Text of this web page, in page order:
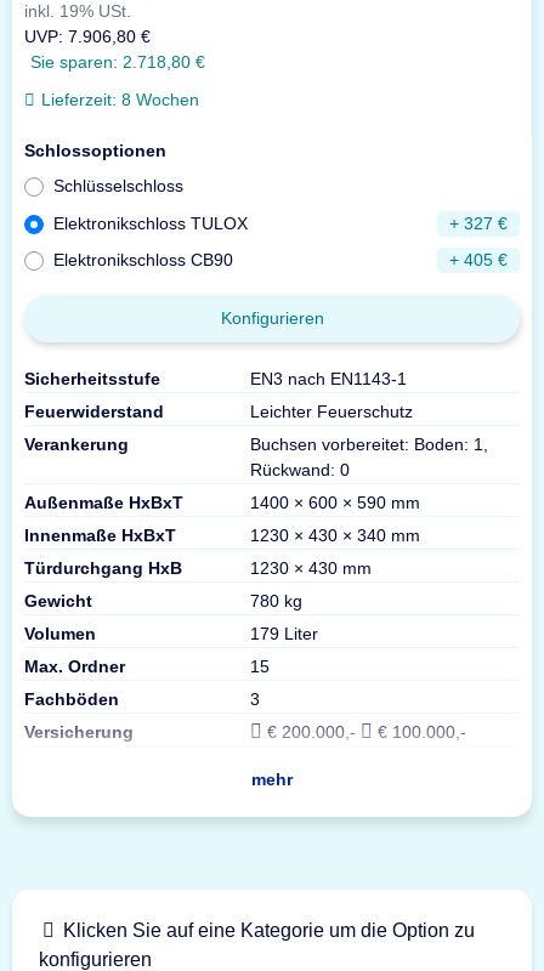
inkl. 19% USt.
UVP: 7.906,80 €
Sie sparen: 2.718,80 €
Lieferzeit: 8 Wochen
Schlossoptionen
Schlüsselschloss
Elektronikschloss TULOX
+ 327 €
Elektronikschloss CB90
+ 405 €
Konfigurieren
Sicherheitsstufe
EN3 nach EN1143-1
Feuerwiderstand
Leichter Feuerschutz
Verankerung
Buchsen vorbereitet: Boden: 1,
Rückwand: 0
Außenmaße HxBxT
1400 × 600 × 590 mm
Innenmaße HxBxT
1230 × 430 × 340 mm
Türdurchgang HxB
1230 × 430 mm
Gewicht
780 kg
Volumen
179 Liter
Max. Ordner
15
Fachböden
3
Versicherung
€ 200.000,- € 100.000,-
mehr
Klicken Sie auf eine Kategorie um die Option zu
konfigurieren